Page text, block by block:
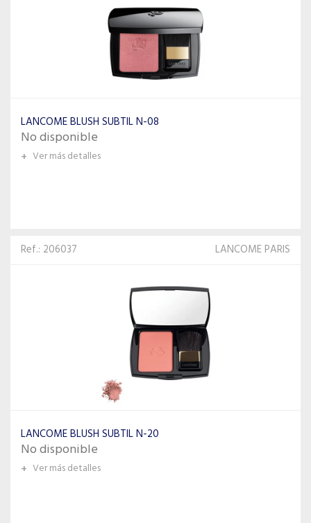
LANCOME BLUSH SUBTIL N-08
No disponible
+ Ver más detalles
Ref.: 206037 LANCOME PARIS
LANCOME BLUSH SUBTIL N-20
No disponible
+ Ver más detalles